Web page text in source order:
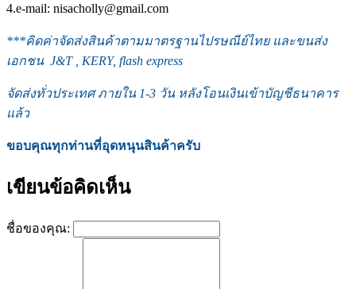
4.e-mail: nisacholly@gmail.com
***คิดค่าจัดส่งสินค้าตามมาตรฐานไปรษณีย์ไทย และขนส่ง
เอกชน J&T , KERY, flash express
จัดส่งทั่วประเทศ ภายใน 1-3 วัน หลังโอนเงินเข้าบัญชีธนาคาร
แล้ว
ขอบคุณทุกท่านที่อุดหนุนสินค้าครับ
เขียนข้อคิดเห็น
ชื่อของคุณ: